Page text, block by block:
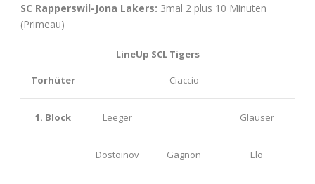
SC Rapperswil-Jona Lakers: 3mal 2 plus 10 Minuten
(Primeau)
LineUp SCL Tigers
Torhüter Ciaccio
1. Block Leeger Glauser
Dostoinov Gagnon Elo